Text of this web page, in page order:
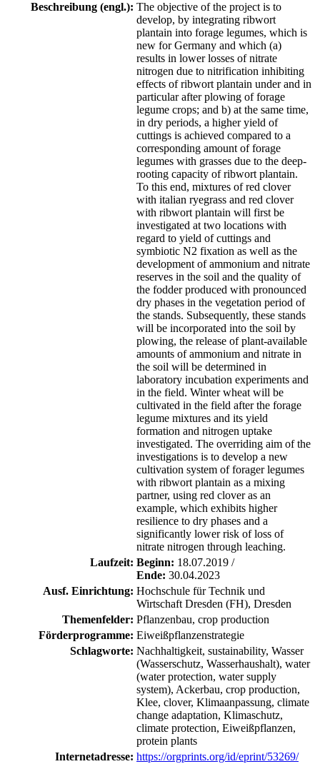
Beschreibung (engl.): The objective of the project is to
develop, by integrating ribwort
plantain into forage legumes, which is
new for Germany and which (a)
results in lower losses of nitrate
nitrogen due to nitrification inhibiting
effects of ribwort plantain under and in
particular after plowing of forage
legume crops; and b) at the same time,
in dry periods, a higher yield of
cuttings is achieved compared to a
corresponding amount of forage
legumes with grasses due to the deep-
rooting capacity of ribwort plantain.
To this end, mixtures of red clover
with italian ryegrass and red clover
with ribwort plantain will first be
investigated at two locations with
regard to yield of cuttings and
symbiotic N2 fixation as well as the
development of ammonium and nitrate
reserves in the soil and the quality of
the fodder produced with pronounced
dry phases in the vegetation period of
the stands. Subsequently, these stands
will be incorporated into the soil by
plowing, the release of plant-available
amounts of ammonium and nitrate in
the soil will be determined in
laboratory incubation experiments and
in the field. Winter wheat will be
cultivated in the field after the forage
legume mixtures and its yield
formation and nitrogen uptake
investigated. The overriding aim of the
investigations is to develop a new
cultivation system of forager legumes
with ribwort plantain as a mixing
partner, using red clover as an
example, which exhibits higher
resilience to dry phases and a
significantly lower risk of loss of
nitrate nitrogen through leaching.
Laufzeit: Beginn: 18.07.2019 /
Ende: 30.04.2023
Ausf. Einrichtung: Hochschule für Technik und
Wirtschaft Dresden (FH), Dresden
Themenfelder: Pflanzenbau, crop production
Förderprogramme: Eiweißpflanzenstrategie
Schlagworte: Nachhaltigkeit, sustainability, Wasser
(Wasserschutz, Wasserhaushalt), water
(water protection, water supply
system), Ackerbau, crop production,
Klee, clover, Klimaanpassung, climate
change adaptation, Klimaschutz,
climate protection, Eiweißpflanzen,
protein plants
Internetadresse: https://orgprints.org/id/eprint/53269/